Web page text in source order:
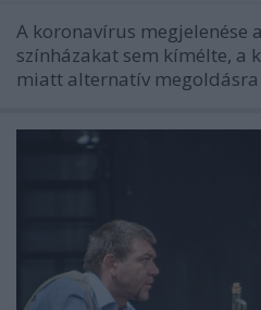
A koronavírus megjelenése
színházakat sem kímélte, a
miatt alternatív megoldásra